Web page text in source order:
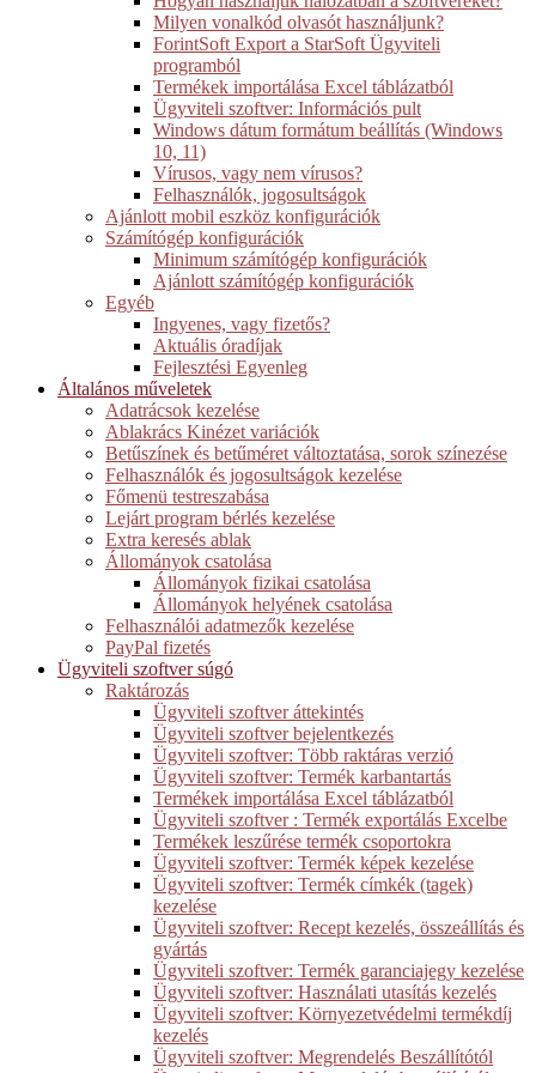
Milyen vonalkód olvasót használjunk?
ForintSoft Export a StarSoft Ügyviteli
programból
Termékek importálása Excel táblázatból
Ügyviteli szoftver: Információs pult
Windows dátum formátum beállítás (Windows
10, 11)
Vírusos, vagy nem vírusos?
Felhasználók, jogosultságok
Ajánlott mobil eszköz konfigurációk
Számítógép konfigurációk
Minimum számítógép konfigurációk
Ajánlott számítógép konfigurációk
Egyéb
Ingyenes, vagy fizetős?
Aktuális óradíjak
Fejlesztési Egyenleg
Általános műveletek
Adatrácsok kezelése
Ablakrács Kinézet variációk
Betűszínek és betűméret változtatása, sorok színezése
Felhasználók és jogosultságok kezelése
Főmenü testreszabása
Lejárt program bérlés kezelése
Extra keresés ablak
Állományok csatolása
Állományok fizikai csatolása
Állományok helyének csatolása
Felhasználói adatmezők kezelése
PayPal fizetés
Ügyviteli szoftver súgó
Raktározás
Ügyviteli szoftver áttekintés
Ügyviteli szoftver bejelentkezés
Ügyviteli szoftver: Több raktáras verzió
Ügyviteli szoftver: Termék karbantartás
Termékek importálása Excel táblázatból
Ügyviteli szoftver : Termék exportálás Excelbe
Termékek leszűrése termék csoportokra
Ügyviteli szoftver: Termék képek kezelése
Ügyviteli szoftver: Termék címkék (tagek)
kezelése
Ügyviteli szoftver: Recept kezelés, összeállítás és
gyártás
Ügyviteli szoftver: Termék garanciajegy kezelése
Ügyviteli szoftver: Használati utasítás kezelés
Ügyviteli szoftver: Környezetvédelmi termékdíj
kezelés
Ügyviteli szoftver: Megrendelés Beszállítótól